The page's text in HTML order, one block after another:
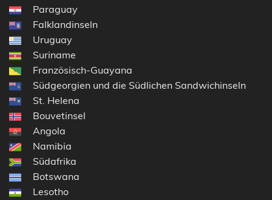
Paraguay
Falklandinseln
Uruguay
Suriname
Französisch-Guayana
Südgeorgien und die Südlichen Sandwichinseln
St. Helena
Bouvetinsel
Angola
Namibia
Südafrika
Botswana
Lesotho